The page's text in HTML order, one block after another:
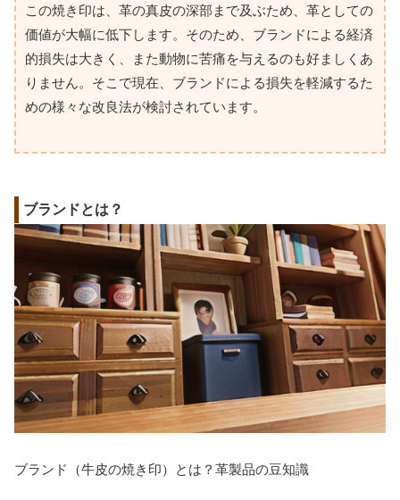
この焼き印は、革の真皮の深部まで及ぶため、革としての
価値が大幅に低下します。そのため、ブランドによる経済
的損失は大きく、また動物に苦痛を与えるのも好ましくあ
りません。そこで現在、ブランドによる損失を軽減するた
めの様々な改良法が検討されています。
ブランドとは？
ブランド（牛皮の焼き印）とは？革製品の豆知識